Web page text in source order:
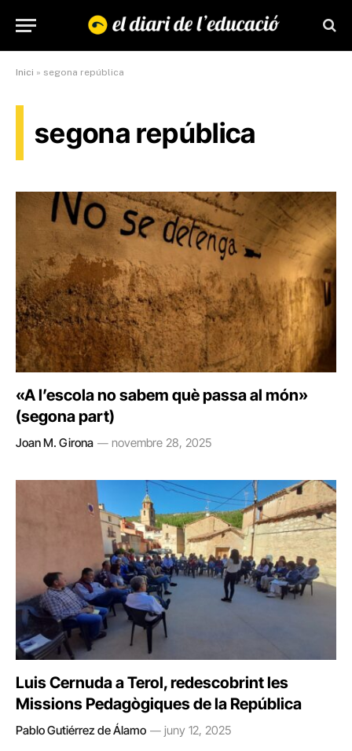
Inici » segona república
segona república
«A l’escola no sabem què passa al món»
(segona part)
Joan M. Girona novembre 28, 2025
Luis Cernuda a Terol, redescobrint les
Missions Pedagògiques de la República
Pablo Gutiérrez de Álamo juny 12, 2025